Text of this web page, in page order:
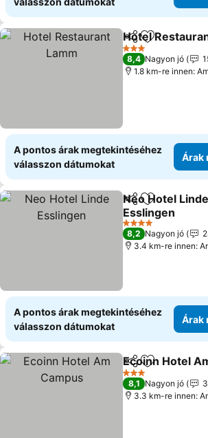
Megosztás
Hozzáadás
Hotel
3 Kategória
8,4 Nagyon jó
1.8 km-re innen:
A pontos árak megtekintéséhez
válasszon dátumokat
Árak
Megosztás
Hozzáadás
Neo Hotel Linde
Esslingen
4 Kategória
8,2 Nagyon jó
3.4 km-re innen:
A pontos árak megtekintéséhez
válasszon dátumokat
Árak
Megosztás
Hozzáadás
Ecoinn Hotel
3 Kategória
8,1 Nagyon jó
3.3 km-re innen: